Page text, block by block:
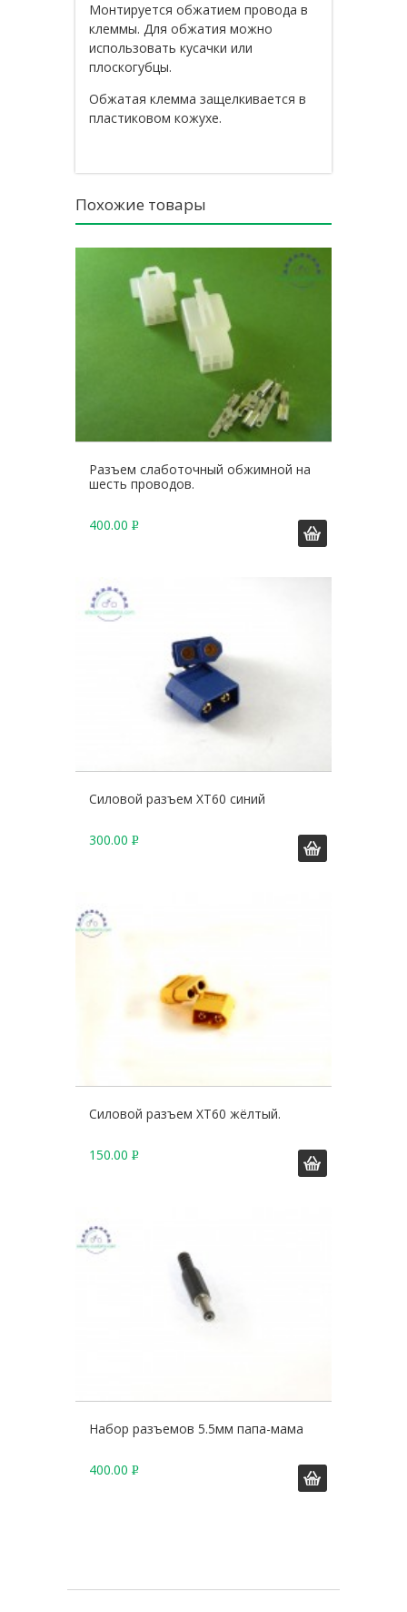
Монтируется обжатием провода в
клеммы. Для обжатия можно
использовать кусачки или
плоскогубцы.
Обжатая клемма защелкивается в
пластиковом кожухе.
Похожие товары
Разъем слаботочный обжимной на
шесть проводов.
400.00 Р
Силовой разъем XT60 синий
300.00 Р
Силовой разъем XT60 жёлтый.
150.00 Р
Набор разъемов 5.5мм папа-мама
400.00 Р